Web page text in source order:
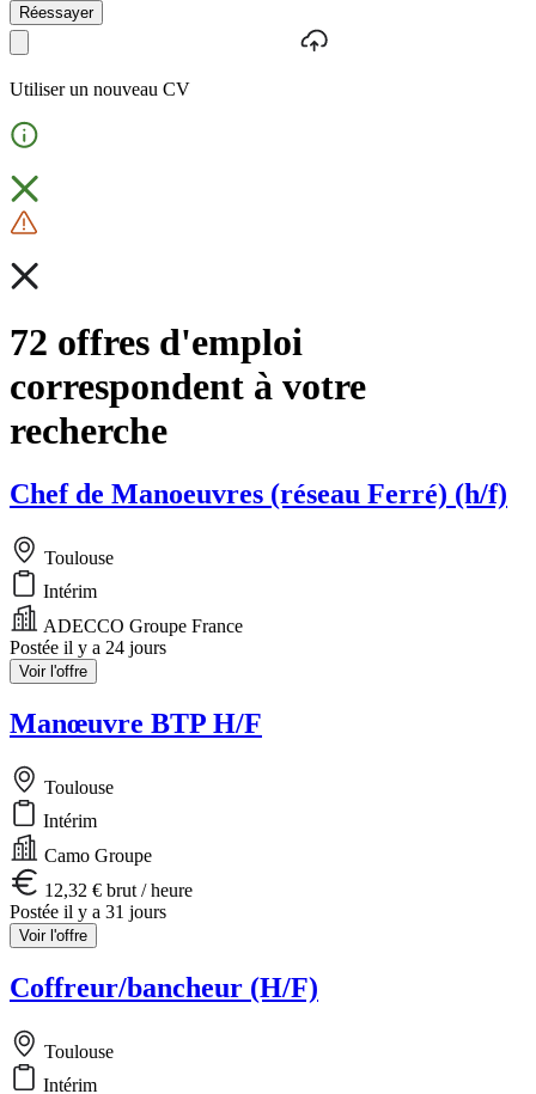
Réessayer
Utiliser un nouveau CV
72 offres d'emploi
correspondent à votre
recherche
Chef de Manoeuvres (réseau Ferré) (h/f)
Toulouse
Intérim
ADECCO Groupe France
Postée il y a 24 jours
Voir l'offre
Manœuvre BTP H/F
Toulouse
Intérim
Camo Groupe
12,32 € brut / heure
Postée il y a 31 jours
Voir l'offre
Coffreur/bancheur (H/F)
Toulouse
Intérim